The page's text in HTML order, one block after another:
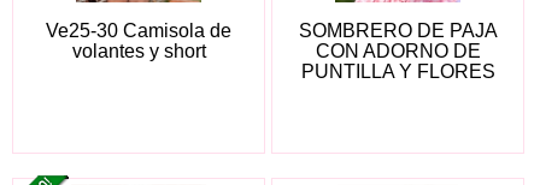
Ve25-30 Camisola de
volantes y short
SOMBRERO DE PAJA
CON ADORNO DE
PUNTILLA Y FLORES